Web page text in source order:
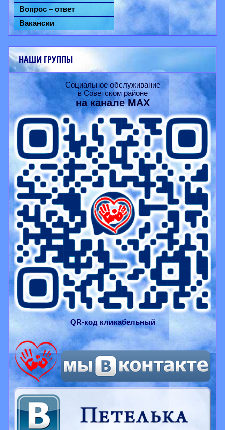
Вопрос – ответ
Вакансии
НАШИ ГРУППЫ
Социальное обслуживание
в Советском районе
на каналеMAX
QR-код кликабельный